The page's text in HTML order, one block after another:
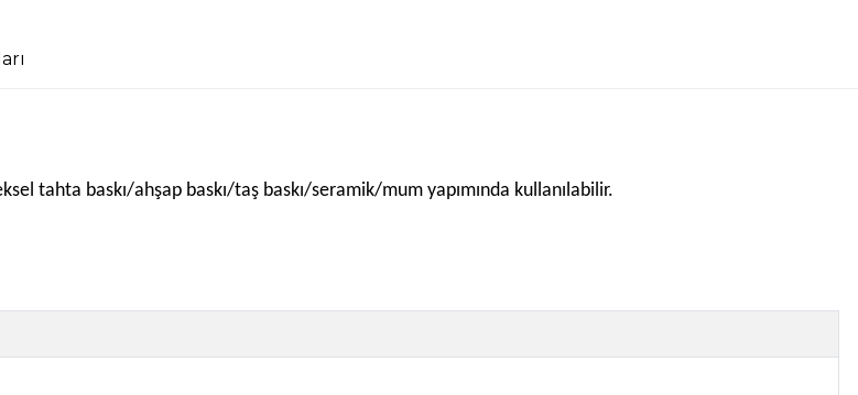
tahta baskı/ahşap baskı/taş baskı/seramik/mum yapımında kullanılabilir.